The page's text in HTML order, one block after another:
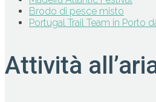
Brodo di pesce misto
Portugal Trail Team in Porto
Attività